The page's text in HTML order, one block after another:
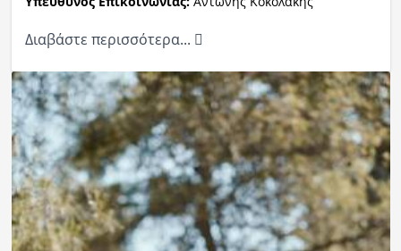
Διαβάστε περισσότερα...